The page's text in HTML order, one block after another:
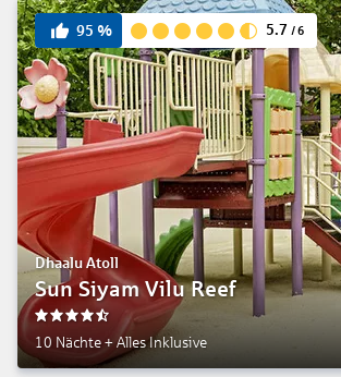
95 % 5.7 /6
Dhaalu Atoll
Sun Siyam Vilu Reef
10 Nächte + Alles Inklusive